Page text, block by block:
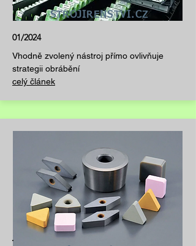
STROJIRENSTVI.CZ
01/2024
Vhodně zvolený nástroj přímo ovlivňuje
strategii obrábění
celý článek